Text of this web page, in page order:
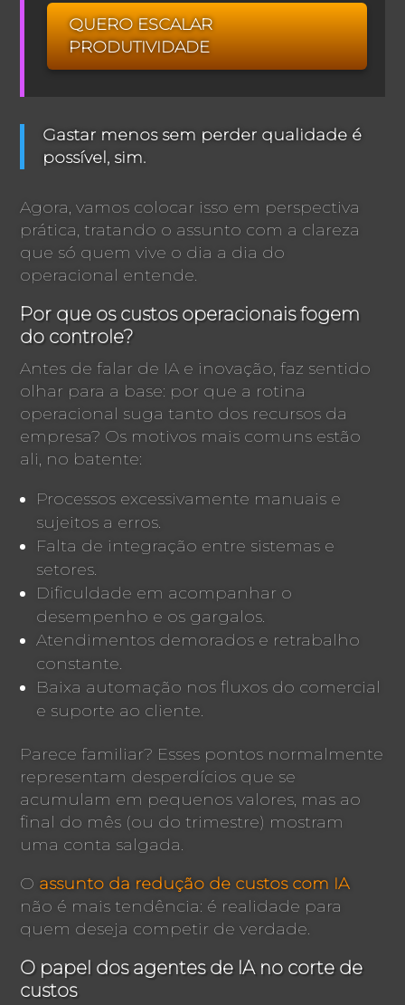
QUERO ESCALAR
PRODUTIVIDADE
Gastar menos sem perder qualidade é
possível, sim.
Agora, vamos colocar isso em perspectiva
prática, tratando o assunto com a clareza
que só quem vive o dia a dia do
operacional entende.
Por que os custos operacionais fogem
do controle?
Antes de falar de IA e inovação, faz sentido
olhar para a base: por que a rotina
operacional suga tanto dos recursos da
empresa? Os motivos mais comuns estão
ali, no batente:
Processos excessivamente manuais e
sujeitos a erros.
Falta de integração entre sistemas e
setores.
Dificuldade em acompanhar o
desempenho e os gargalos.
Atendimentos demorados e retrabalho
constante.
Baixa automação nos fluxos do comercial
e suporte ao cliente.
Parece familiar? Esses pontos normalmente
representam desperdícios que se
acumulam em pequenos valores, mas ao
final do mês (ou do trimestre) mostram
uma conta salgada.
O assunto da redução de custos com IA
não é mais tendência: é realidade para
quem deseja competir de verdade.
O papel dos agentes de IA no corte de
custos